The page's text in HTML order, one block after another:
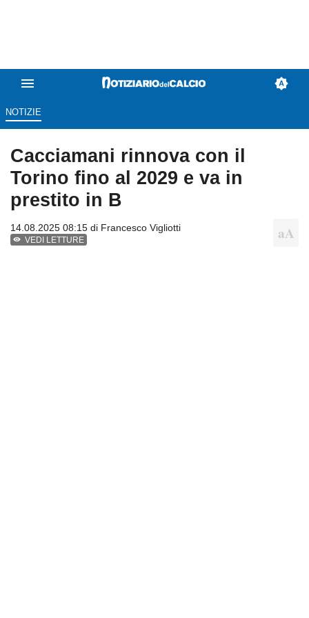
NOTIZIE
Cacciamani rinnova con il
Torino fino al 2029 e va in
prestito in B
14.08.2025 08:15 di Francesco Vigliotti
VEDI LETTURE